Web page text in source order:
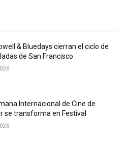
& Bluedays cierran el ciclo de
de San Francisco
Internacional de Cine de
se transforma en Festival